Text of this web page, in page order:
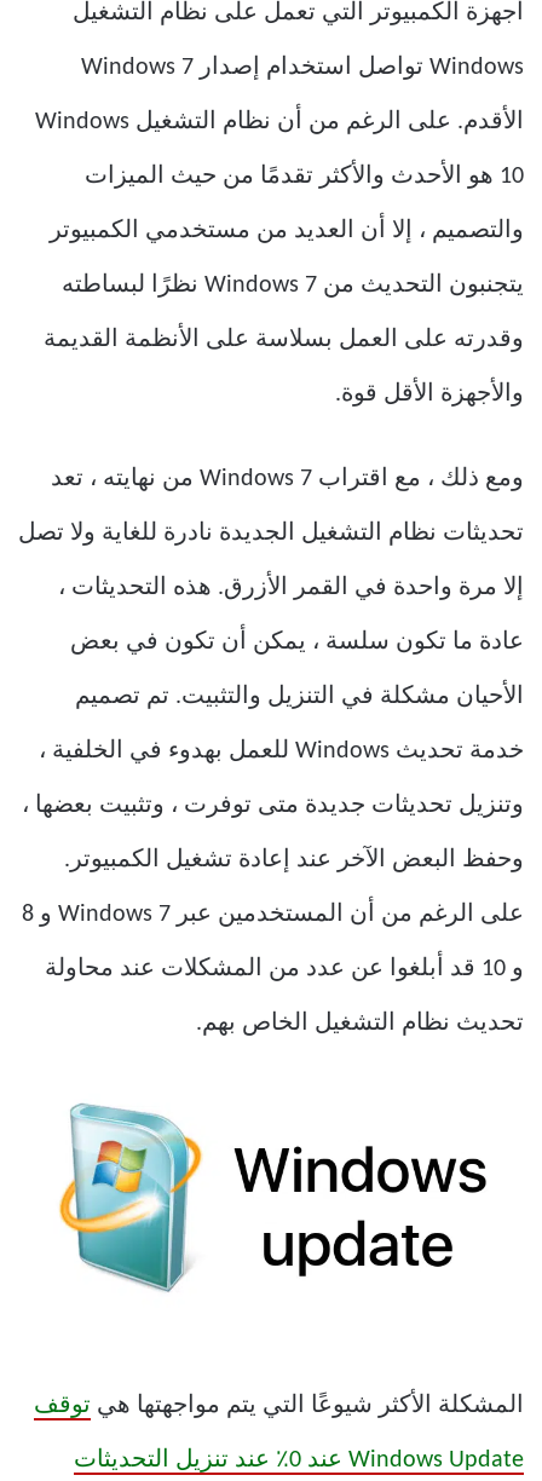
أجهزة الكمبيوتر التي تعمل على نظام التشغيل
Windows تواصل استخدام إصدار Windows 7
الأقدم. على الرغم من أن نظام التشغيل Windows
10 هو الأحدث والأكثر تقدمًا من حيث الميزات
والتصميم ، إلا أن العديد من مستخدمي الكمبيوتر
يتجنبون التحديث من Windows 7 نظرًا لبساطته
وقدرته على العمل بسلاسة على الأنظمة القديمة
والأجهزة الأقل قوة.
ومع ذلك ، مع اقتراب Windows 7 من نهايته ، تعد
تحديثات نظام التشغيل الجديدة نادرة للغاية ولا تصل
إلا مرة واحدة في القمر الأزرق. هذه التحديثات ،
عادة ما تكون سلسة ، يمكن أن تكون في بعض
الأحيان مشكلة في التنزيل والتثبيت. تم تصميم
خدمة تحديث Windows للعمل بهدوء في الخلفية ،
وتنزيل تحديثات جديدة متى توفرت ، وتثبيت بعضها ،
وحفظ البعض الآخر عند إعادة تشغيل الكمبيوتر.
على الرغم من أن المستخدمين عبر Windows 7 و 8
و 10 قد أبلغوا عن عدد من المشكلات عند محاولة
تحديث نظام التشغيل الخاص بهم.
المشكلة الأكثر شيوعًا التي يتم مواجهتها هي توقف
Windows Update عند 0٪ عند تنزيل التحديثات